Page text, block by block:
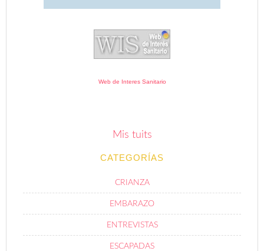
Web de Interes Sanitario
Mis tuits
CATEGORÍAS
CRIANZA
EMBARAZO
ENTREVISTAS
ESCAPADAS